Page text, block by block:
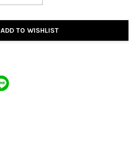
ADD TO WISHLIST